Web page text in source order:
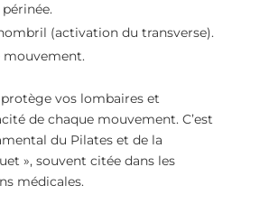
(activation du transverse).
mouvement.
vos lombaires et
de chaque mouvement. C’est
du Pilates et de la
», souvent citée dans les
médicales.